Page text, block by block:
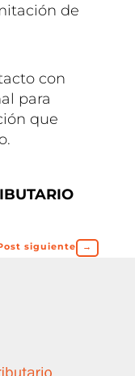
de
con
para
que
siguiente →